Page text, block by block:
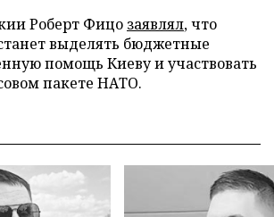
Роберт Фицо заявлял, что
выделять бюджетные
помощь Киеву и участвовать
пакете НАТО.